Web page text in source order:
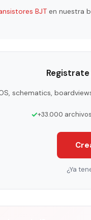
BJT en nuestra
schematics,
✓+33.000 archivos
¿Ya